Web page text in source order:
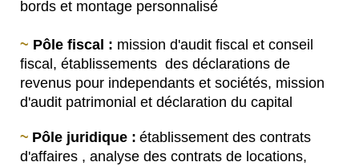
bords et montage personnalisé
~ Pôle fiscal : mission d'audit fiscal et conseil
fiscal, établissements des déclarations de
revenus pour independants et sociétés, mission
d'audit patrimonial et déclaration du capital
~ Pôle juridique : établissement des contrats
d'affaires , analyse des contrats de locations,